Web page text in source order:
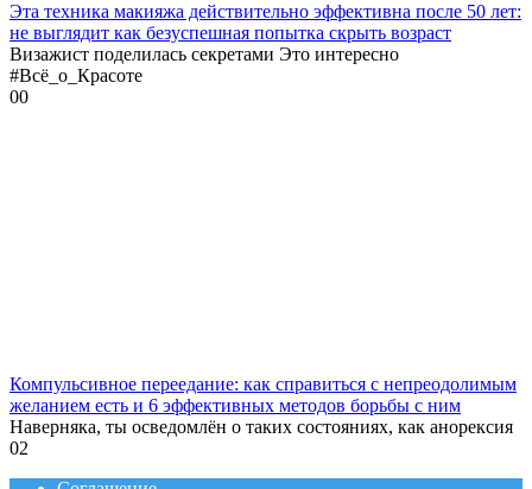
Эта техника макияжа действительно эффективна после 50 лет:
не выглядит как безуспешная попытка скрыть возраст
Визажист поделилась секретами Это интересно
#Всё_о_Красоте
00
Компульсивное переедание: как справиться с непреодолимым
желанием есть и 6 эффективных методов борьбы с ним
Наверняка, ты осведомлён о таких состояниях, как анорексия
02